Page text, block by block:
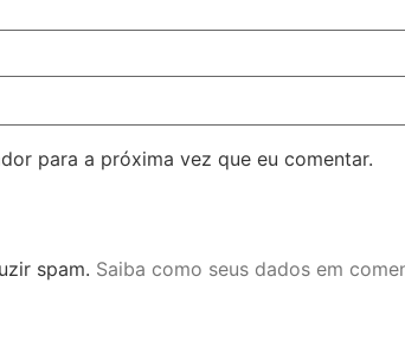
para a próxima vez que eu comentar.
spam. Saiba como seus dados em